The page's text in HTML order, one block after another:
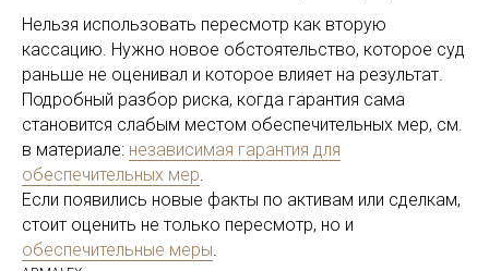
Нельзя использовать пересмотр как вторую
кассацию. Нужно новое обстоятельство, которое суд
раньше не оценивал и которое влияет на результат.
Подробный разбор риска, когда гарантия сама
становится слабым местом обеспечительных мер, см.
в материале: независимая гарантия для
обеспечительных мер.
Если появились новые факты по активам или сделкам,
стоит оценить не только пересмотр, но и
обеспечительные меры.